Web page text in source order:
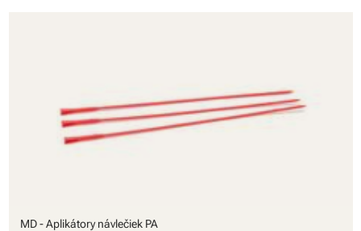
MD - Aplikátory návlečiek PA